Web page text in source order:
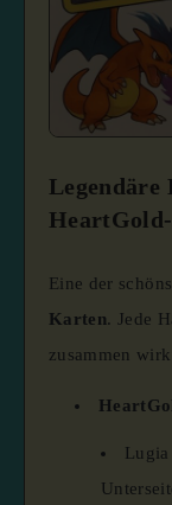
Legendäre
Eine der
Karten. Jede
zusammen